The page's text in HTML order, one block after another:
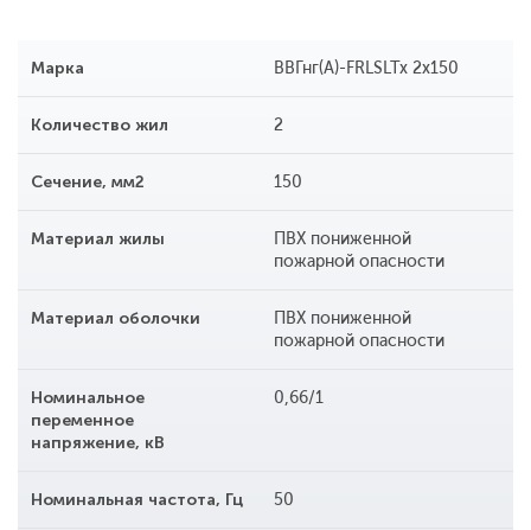
Марка ВВГнг(А)-FRLSLTx 2x150
Количество жил 2
Сечение, мм2 150
Материал жилы
ПВХ пониженной
пожарной опасности
Материал оболочки
ПВХ пониженной
пожарной опасности
Номинальное
переменное
напряжение, кВ
0,66/1
Номинальная частота, Гц 50